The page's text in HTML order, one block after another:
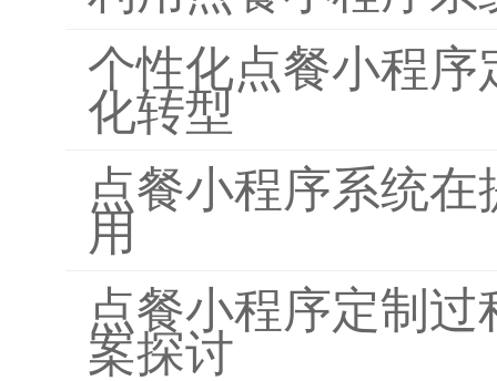
个性化点餐小程
化转型
点餐小程序系统
用
点餐小程序定制
案探讨